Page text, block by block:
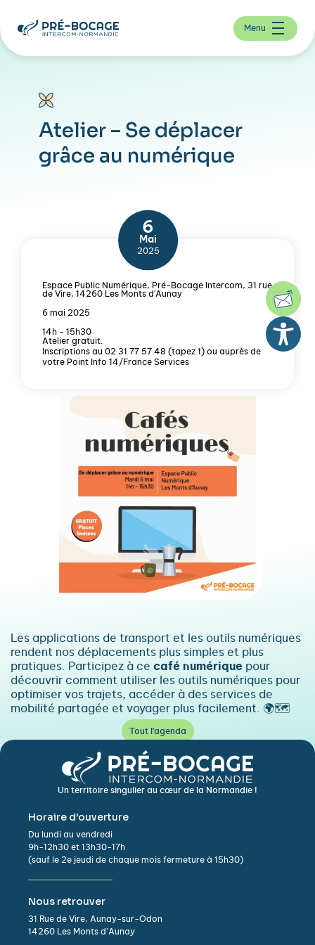
Menu
Atelier – Se déplacer
grâce au numérique
6
Mai
2025
Espace Public Numérique, Pré-Bocage Intercom, 31 rue
de Vire, 14260 Les Monts d'Aunay
6 mai 2025
14h - 15h30
Atelier gratuit.
Inscriptions au 02 31 77 57 48 (tapez 1) ou auprès de
votre Point Info 14/France Services
Les applications de transport et les outils numériques
rendent nos déplacements plus simples et plus
pratiques. Participez à ce café numérique pour
découvrir comment utiliser les outils numériques pour
optimiser vos trajets, accéder à des services de
mobilité partagée et voyager plus facilement. 🌍🗺️
Tout l'agenda
Un territoire singulier au cœur de la Normandie !
Horaire d’ouverture
Du lundi au vendredi
9h-12h30 et 13h30-17h
(sauf le 2e jeudi de chaque mois fermeture à 15h30)
Nous retrouver
31 Rue de Vire, Aunay-sur-Odon
14260 Les Monts d’Aunay